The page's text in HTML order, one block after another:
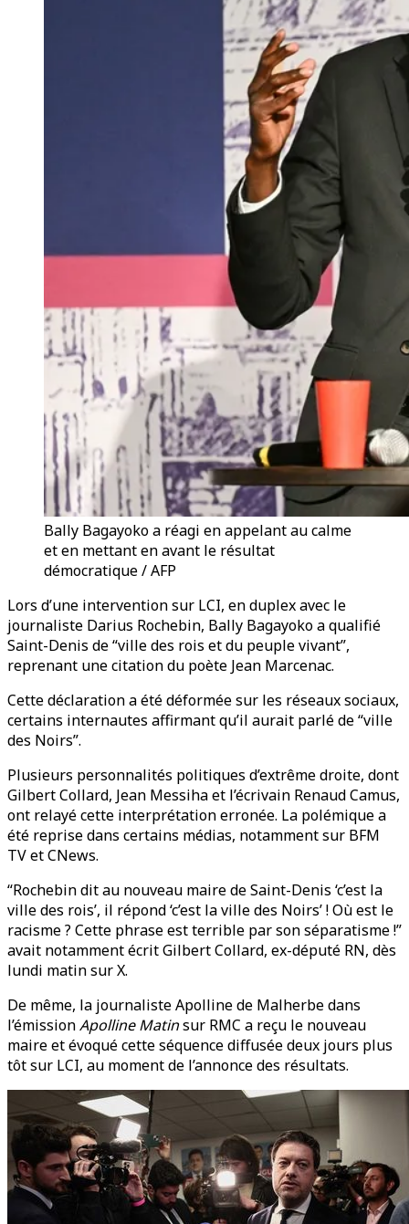
Bally Bagayoko a réagi en appelant au calme
et en mettant en avant le résultat
démocratique / AFP
Lors d’une intervention sur LCI, en duplex avec le
journaliste Darius Rochebin, Bally Bagayoko a qualifié
Saint-Denis de “ville des rois et du peuple vivant”,
reprenant une citation du poète Jean Marcenac.
Cette déclaration a été déformée sur les réseaux sociaux,
certains internautes affirmant qu’il aurait parlé de “ville
des Noirs”.
Plusieurs personnalités politiques d’extrême droite, dont
Gilbert Collard, Jean Messiha et l’écrivain Renaud Camus,
ont relayé cette interprétation erronée. La polémique a
été reprise dans certains médias, notamment sur BFM
TV et CNews.
“Rochebin dit au nouveau maire de Saint-Denis ‘c’est la
ville des rois’, il répond ‘c’est la ville des Noirs’ ! Où est le
racisme ? Cette phrase est terrible par son séparatisme !”
avait notamment écrit Gilbert Collard, ex-député RN, dès
lundi matin sur X.
De même, la journaliste Apolline de Malherbe dans
l’émissionApolline Matinsur RMC a reçu le nouveau
maire et évoqué cette séquence diffusée deux jours plus
tôt sur LCI, au moment de l’annonce des résultats.